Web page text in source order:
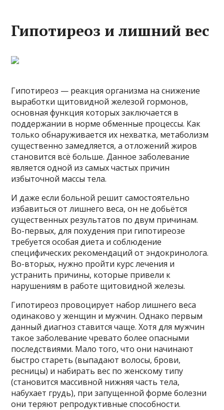
Гипотиреоз и лишний вес
Гипотиреоз — реакция организма на снижение
выработки щитовидной железой гормонов,
основная функция которых заключается в
поддержании в норме обменные процессы. Как
только обнаруживается их нехватка, метаболизм
существенно замедляется, а отложений жиров
становится всё больше. Данное заболевание
является одной из самых частых причин
избыточной массы тела.
И даже если больной решит самостоятельно
избавиться от лишнего веса, он не добьётся
существенных результатов по двум причинам.
Во-первых, для похудения при гипотиреозе
требуется особая диета и соблюдение
специфических рекомендаций от эндокринолога.
Во-вторых, нужно пройти курс лечения и
устранить причины, которые привели к
нарушениям в работе щитовидной железы.
Гипотиреоз провоцирует набор лишнего веса
одинаково у женщин и мужчин. Однако первым
данный диагноз ставится чаще. Хотя для мужчин
такое заболевание чревато более опасными
последствиями. Мало того, что они начинают
быстро стареть (выпадают волосы, брови,
ресницы) и набирать вес по женскому типу
(становится массивной нижняя часть тела,
набухает грудь), при запущенной форме болезни
они теряют репродуктивные способности.